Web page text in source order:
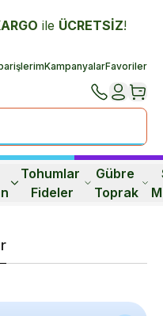
ARGO ile ÜCRETSİZ!
KampanyalarFavoriler
Tohumlar
Fideler
Gübre
Toprak